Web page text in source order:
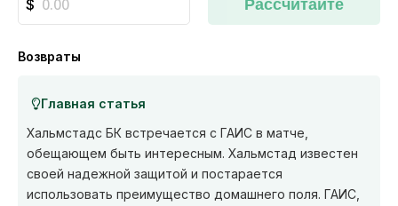
Рассчитайте
Возвраты
Главная статья
Хальмстадс БК встречается с ГАИС в матче,
обещающем быть интересным. Хальмстад известен
своей надежной защитой и постарается
использовать преимущество домашнего поля. ГАИС,